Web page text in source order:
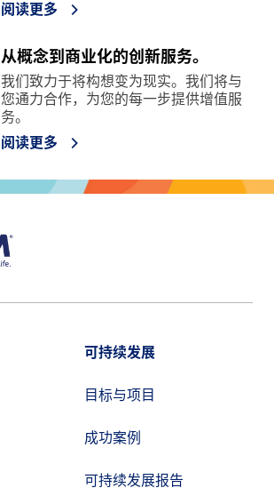
阅读更多
从概念到商业化的创新服务。
我们致力于将构想变为现实。我们将与
您通力合作，为您的每一步提供增值服
务。
阅读更多
可持续发展
目标与项目
成功案例
可持续发展报告